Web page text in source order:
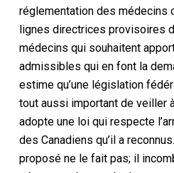
réglementation des médecins
lignes directrices provisoires
médecins qui souhaitent
admissibles qui en font la
estime qu’une législation
tout aussi important de veiller
adopte une loi qui respecte
des Canadiens qu’il a
proposé ne le fait pas; il